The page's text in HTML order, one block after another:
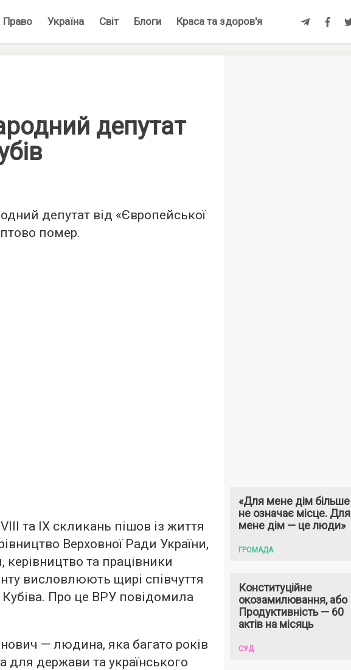
Право Україна Світ Блоги Краса та здоров'я
депутат
депутат від «Європейської
помер.
та IX скликань пішов із життя
Верховної Ради України,
керівництво та працівники
висловлюють щирі співчуття
Кубіва. Про це ВРУ повідомила
— людина, яка багато років
для держави та українського
«Для мене дім більше
не означає місце. Для
мене дім — це люди»
ГРОМАДА
Конституційне
окозамилювання, або
Продуктивність — 60
актів на місяць
СУД